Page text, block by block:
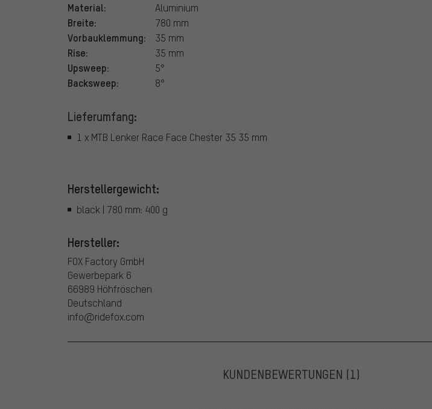
Material: Aluminium
Breite: 780 mm
Vorbauklemmung: 35 mm
Rise: 35 mm
Upsweep: 5°
Backsweep: 8°
Lieferumfang:
1 x MTB Lenker Race Face Chester 35 35 mm
Herstellergewicht:
black | 780 mm: 400 g
Hersteller:
FOX Factory GmbH
Gewerbepark 6
66989 Höhfröschen
Deutschland
info@ridefox.com
KUNDENBEWERTUNGEN (1)